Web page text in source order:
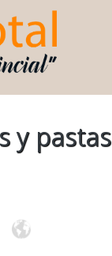
y pastas